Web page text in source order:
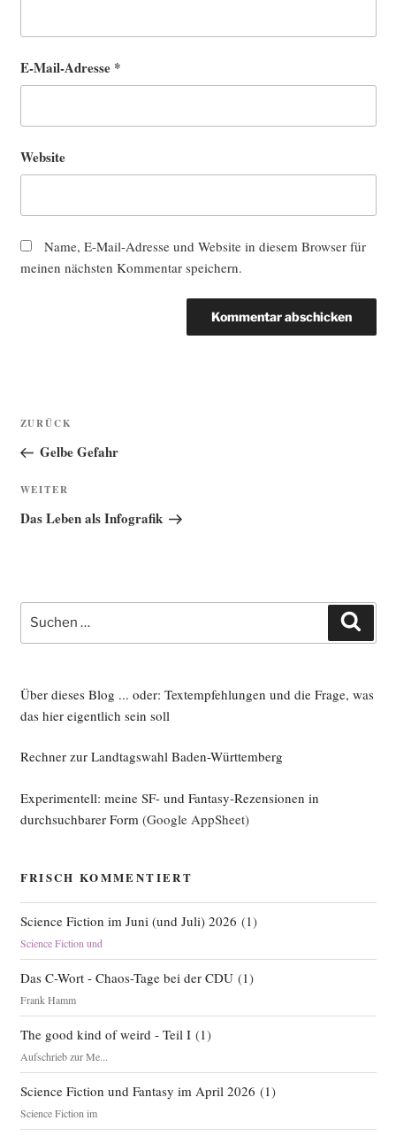
E-Mail-Adresse *
Website
Name, E-Mail-Adresse und Website in diesem Browser für
meinen nächsten Kommentar speichern.
Beitragsnavigation
Vorheriger
Beitrag
ZURÜCK
Gelbe Gefahr
Nächster
Beitrag
WEITER
Das Leben als Infografik
Suche
nach:
Über dieses Blog ... oder: Textempfehlungen und die Frage, was
das hier eigentlich sein soll
Rechner zur Landtagswahl Baden-Württemberg
Experimentell: meine SF- und Fantasy-Rezensionen in
durchsuchbarer Form (Google AppSheet)
FRISCH KOMMENTIERT
Science Fiction im Juni (und Juli) 2026 (1)
Science Fiction und
Das C-Wort - Chaos-Tage bei der CDU(1)
Frank Hamm
The good kind of weird - Teil I(1)
Aufschrieb zur Me...
Science Fiction und Fantasy im April 2026 (1)
Science Fiction im